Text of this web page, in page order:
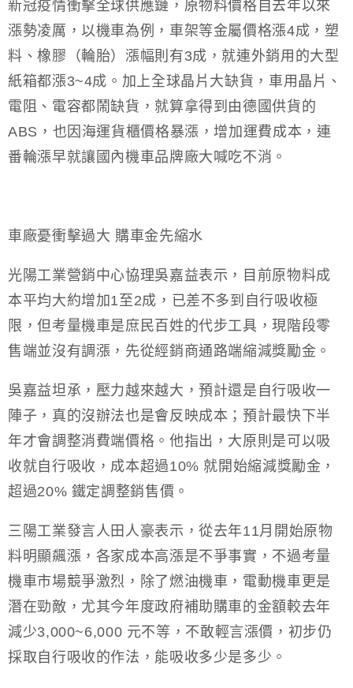
新冠疫情衝擊全球供應鏈，原物料價格自去年以來
漲勢凌厲，以機車為例，車架等金屬價格漲4成，塑
料、橡膠（輪胎）漲幅則有3成，就連外銷用的大型
紙箱都漲3~4成。加上全球晶片大缺貨，車用晶片、
電阻、電容都鬧缺貨，就算拿得到由德國供貨的
ABS，也因海運貨櫃價格暴漲，增加運費成本，連
番輪漲早就讓國內機車品牌廠大喊吃不消。
車廠憂衝擊過大 購車金先縮水
光陽工業營銷中心協理吳嘉益表示，目前原物料成
本平均大約增加1至2成，已差不多到自行吸收極
限，但考量機車是庶民百姓的代步工具，現階段零
售端並沒有調漲，先從經銷商通路端縮減獎勵金。
吳嘉益坦承，壓力越來越大，預計還是自行吸收一
陣子，真的沒辦法也是會反映成本；預計最快下半
年才會調整消費端價格。他指出，大原則是可以吸
收就自行吸收，成本超過10% 就開始縮減獎勵金，
超過20% 鐵定調整銷售價。
三陽工業發言人田人豪表示，從去年11月開始原物
料明顯飆漲，各家成本高漲是不爭事實，不過考量
機車市場競爭激烈，除了燃油機車，電動機車更是
潛在勁敵，尤其今年度政府補助購車的金額較去年
減少3,000~6,000 元不等，不敢輕言漲價，初步仍
採取自行吸收的作法，能吸收多少是多少。